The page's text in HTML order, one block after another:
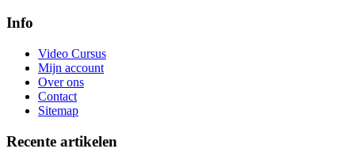
Info
Video Cursus
Mijn account
Over ons
Contact
Sitemap
Recente artikelen